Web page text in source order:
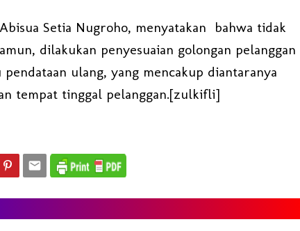
Setia Nugroho, menyatakan bahwa tidak
dilakukan penyesuaian golongan pelanggan
ulang, yang mencakup diantaranya
tempat tinggal pelanggan.[zulkifli]